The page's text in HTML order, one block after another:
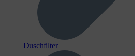
Duschfilter